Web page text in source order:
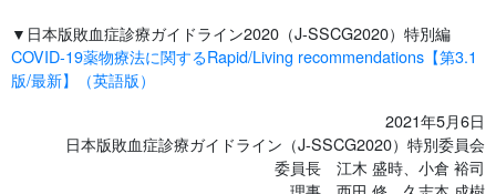
▼日本版敗血症診療ガイドライン2020（J-SSCG2020）特別編
COVID-19薬物療法に関するRapid/Living recommendations【第3.1
版/最新】（英語版）
2021年5月6日
日本版敗血症診療ガイドライン（J-SSCG2020）特別委員会
委員長 江木 盛時、小倉 裕司